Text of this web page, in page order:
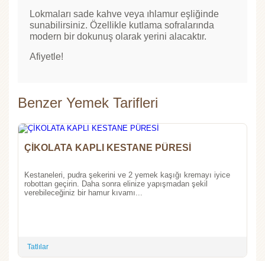
Lokmaları sade kahve veya ıhlamur eşliğinde
sunabilirsiniz. Özellikle kutlama sofralarında
modern bir dokunuş olarak yerini alacaktır.
Afiyetle!
Benzer Yemek Tarifleri
ÇİKOLATA KAPLI KESTANE PÜRESİ
Kestaneleri, pudra şekerini ve 2 yemek kaşığı kremayı iyice
robottan geçirin. Daha sonra elinize yapışmadan şekil
verebileceğiniz bir hamur kıvamı...
Tatlılar